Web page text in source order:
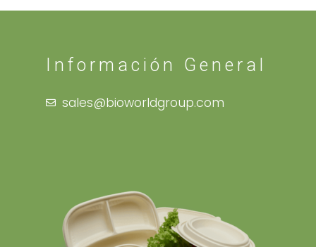
Información General
sales@bioworldgroup.com